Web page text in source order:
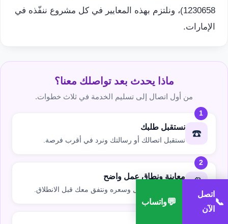
1230658)، ونلتزم بهذه المعايير في كل مشروع ننفّذه في
الإمارات.
ماذا يحدث بعد تواصلك معنا؟
من أول اتصال إلى تسليم الخدمة في ثلاث خطوات.
1
☎️ نستقبل طلبك
نستقبل اتصالك أو رسالتك ونرد في أقرب فرصة.
2
📋 معاينة ونطاق عمل واضح
نوضّح حدود العمل وسعره ونتفق معك قبل الانطلاق.
3
📞
اتصل
الآن
💬واتساب